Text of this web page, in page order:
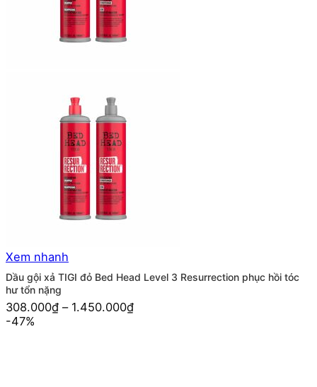
Xem nhanh
Dầu gội xả TIGI đỏ Bed Head Level 3 Resurrection phục hồi tóc
hư tổn nặng
308.000₫ – 1.450.000₫
-47%